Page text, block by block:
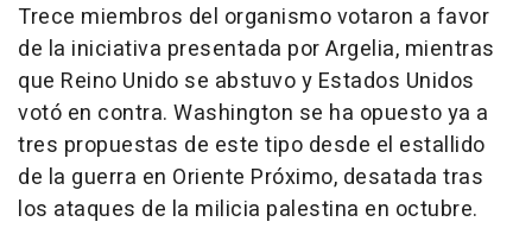
Trece miembros del organismo votaron a favor
de la iniciativa presentada por Argelia, mientras
que Reino Unido se abstuvo y Estados Unidos
votó en contra. Washington se ha opuesto ya a
tres propuestas de este tipo desde el estallido
de la guerra en Oriente Próximo, desatada tras
los ataques de la milicia palestina en octubre.